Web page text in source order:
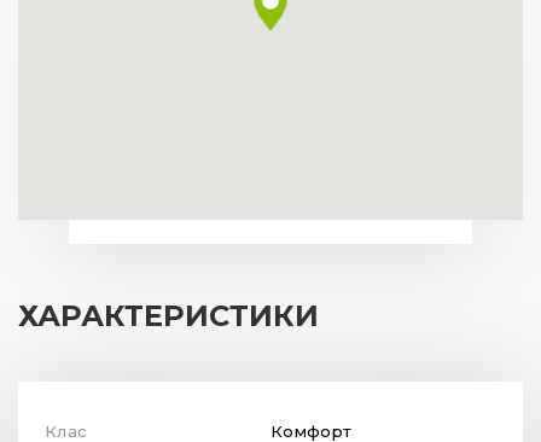
ХАРАКТЕРИСТИКИ
Клас Комфорт